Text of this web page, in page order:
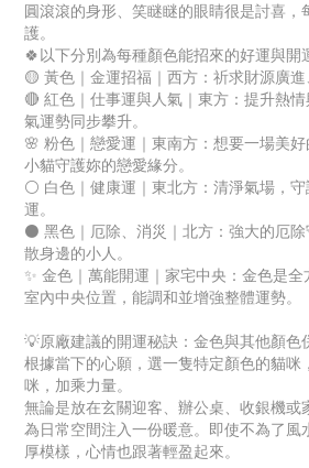
圓滾滾的身形、笑瞇瞇的眼睛很是討喜，
護。
🍀以下分別為每種顏色能招來的好運與開
🟡 黃色｜金運招福｜西方：祈求財源廣進
🔴 紅色｜仕事運與人氣｜東方：提升熱
氣運勢同步攀升。
🌸 粉色｜戀愛運｜東南方：想要一場美
小貓守護妳的戀愛緣分。
⚪ 白色｜健康運｜東北方：清淨氣場，
運。
⚫ 黑色｜厄除、消災｜北方：強大的厄
散身邊的小人。
✨ 金色｜萬能開運｜家宅中央：金色是
室內中央位置，能調和並增強整體運勢。
💡原廠建議的開運秘訣：金色與其他顏色
根據當下的心願，選一隻特定顏色的貓咪
咪，加乘力量。
無論是放在玄關迎客、辦公桌、收銀機或
為日常空間注入一份暖意。即使不為了風
厚模樣，心情也跟著輕盈起來。